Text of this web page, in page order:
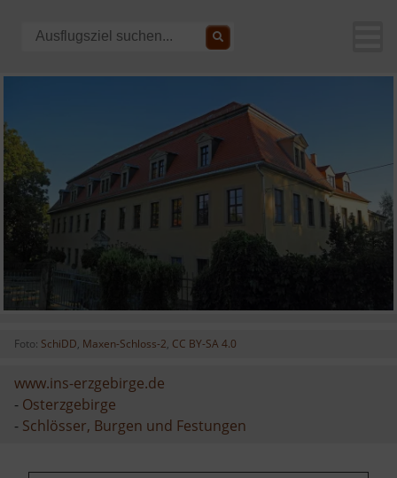
Foto: SchiDD, Maxen-Schloss-2, CC BY-SA 4.0
www.ins-erzgebirge.de
- Osterzgebirge
- Schlösser, Burgen und Festungen